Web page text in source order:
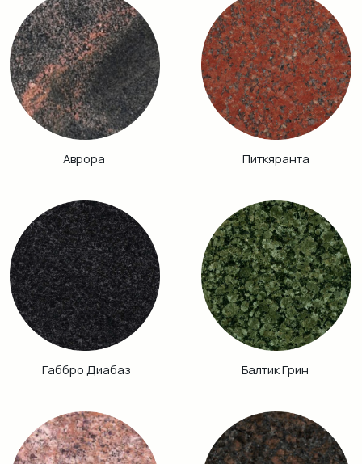
Хибинит
Винга Дымовский
Кузнечный
Гранатовый
Амфиболит